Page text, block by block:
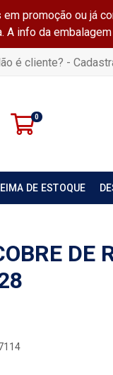
promoção ou já
A info da
é cliente? -
0
DE ESTOQUE
DE